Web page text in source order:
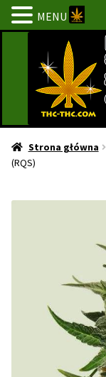
nawigacji
treści
Strona Główna
PROMOCJE 1+1
NAJLEPSZE
PROMOCJA
Strona główna
(RQS)
MENU